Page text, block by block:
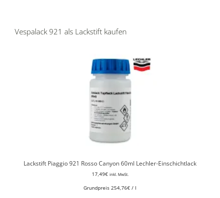
Vespalack 921 als Lackstift kaufen
Lackstift Piaggio 921 Rosso Canyon 60ml Lechler-Einschichtlack
17,49€ inkl. MwSt.
Grundpreis 254,76€ / l